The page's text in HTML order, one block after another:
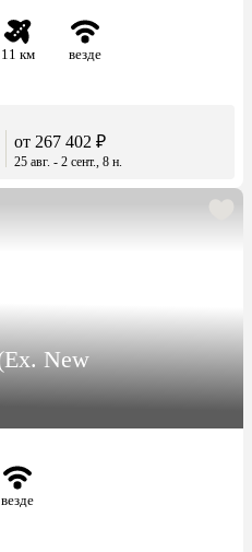
11 км везде
от 267 402 ₽
25 авг. - 2 сент., 8 н.
New
везде